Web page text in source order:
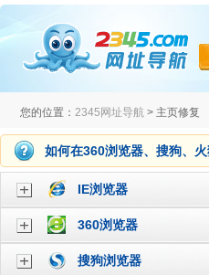
您的位置： 2345网址导航 > 主页修复
如何在360浏览器、搜狗、
IE浏览器
360浏览器
搜狗浏览器